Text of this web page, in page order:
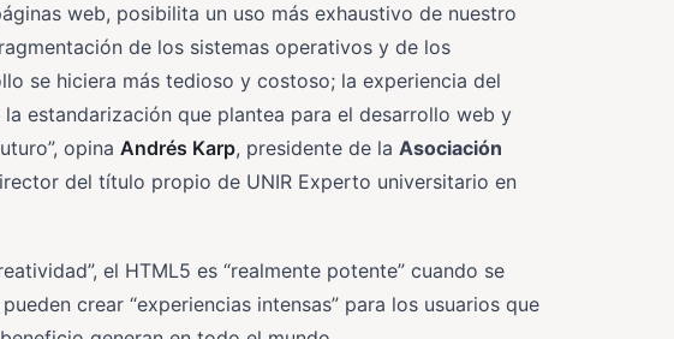
web, posibilita un uso más exhaustivo de nuestro
de los sistemas operativos y de los
se hiciera más tedioso y costoso; la experiencia del
estandarización que plantea para el desarrollo web y
opina Andrés Karp, presidente de la Asociación
del título propio de UNIR Experto universitario en
el HTML5 es “realmente potente” cuando se
crear “experiencias intensas” para los usuarios que